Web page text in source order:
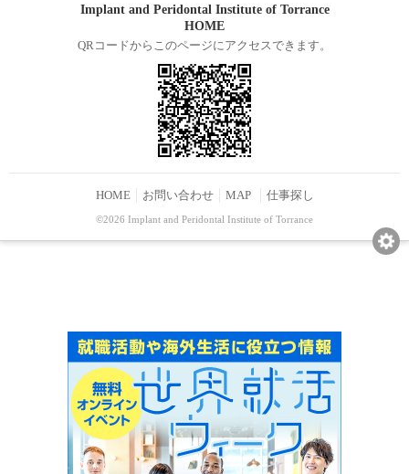
Implant and Peridontal Institute of Torrance
HOME
QRコードからこのページにアクセスできます。
HOME お問い合わせ MAP 仕事探し
©2026 Implant and Peridontal Institute of Torrance